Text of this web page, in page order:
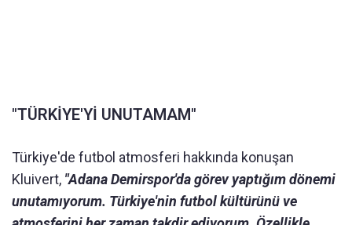
"TÜRKİYE'Yİ UNUTAMAM"
Türkiye'de futbol atmosferi hakkında konuşan
Kluivert, "Adana Demirspor'da görev yaptığım dönemi
unutamıyorum. Türkiye'nin futbol kültürünü ve